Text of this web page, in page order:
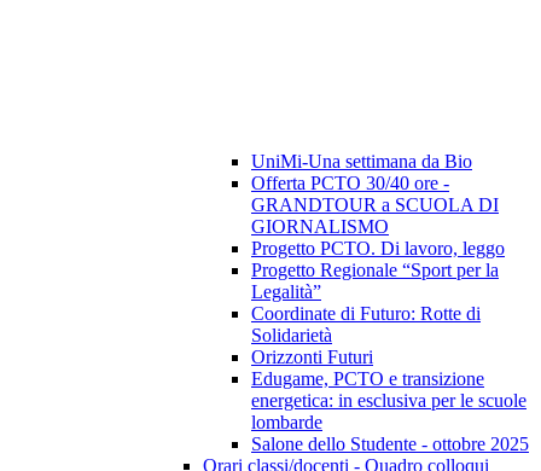
UniMi-Una settimana da Bio
Offerta PCTO 30/40 ore -
GRANDTOUR a SCUOLA DI
GIORNALISMO
Progetto PCTO. Di lavoro, leggo
Progetto Regionale “Sport per la
Legalità”
Coordinate di Futuro: Rotte di
Solidarietà
Orizzonti Futuri
Edugame, PCTO e transizione
energetica: in esclusiva per le scuole
lombarde
Salone dello Studente - ottobre 2025
Orari classi/docenti - Quadro colloqui